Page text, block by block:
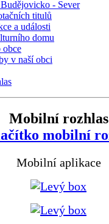
- Sever
titulů
a události
domu
obce
v naší obci
Mobilní rozhlas
Mobilní aplikace